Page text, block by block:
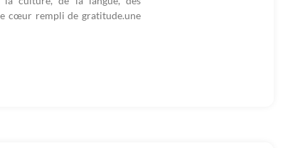
cœur rempli de gratitude.une